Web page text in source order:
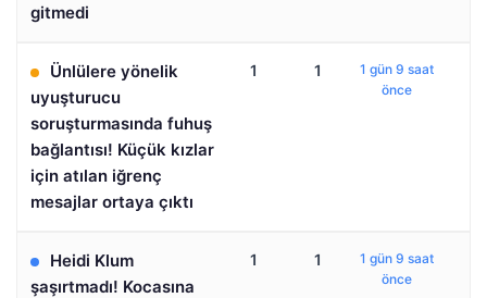
gitmedi
Ünlülere yönelik
uyuşturucu
soruşturmasında fuhuş
bağlantısı! Küçük kızlar
için atılan iğrenç
mesajlar ortaya çıktı
1 1
1 gün 9 saat
önce
Heidi Klum
şaşırtmadı! Kocasına
1 1
1 gün 9 saat
önce